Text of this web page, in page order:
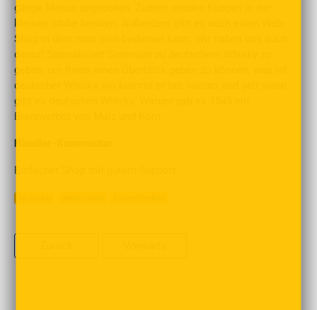
gänge Menue angeboten. Zudem werden Kunden in der
kleinen Stube beraten. Außerdem gibt es auch einen Web-
Shop in dem man sich bedienen kann. Wir haben uns auch
darauf Spezialisiert Seminare zu deutschem Whisky zu
geben, um Ihnen einen Überblick geben zu können, was ist
deutscher Whisky, wo kommt er her, warum und seit wann
gibt es deutschen Whisky. Warum gab es 1545 ein
Brennverbot von Malz und Korn.
Händler-Kommentar
Einfacher Shop mit gutem Support